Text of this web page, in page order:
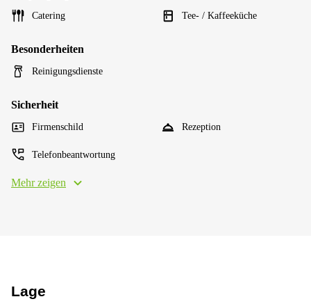
Catering Tee- / Kaffeeküche
Besonderheiten
Reinigungsdienste
Sicherheit
Firmenschild Rezeption
Telefonbeantwortung
Mehr zeigen
Lage